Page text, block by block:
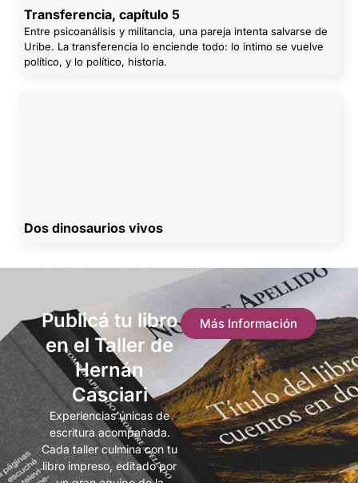
Transferencia, capítulo 5
Entre psicoanálisis y militancia, una pareja intenta salvarse de
Uribe. La transferencia lo enciende todo: lo íntimo se vuelve
político, y lo político, historia.
Dos dinosaurios vivos
Publicá tu libro
en el Taller de
Hernán
Casciari
Experiencias únicas de
escritura acompañada.
Cada taller culmina con tu
libro impreso, editado por
Más Información